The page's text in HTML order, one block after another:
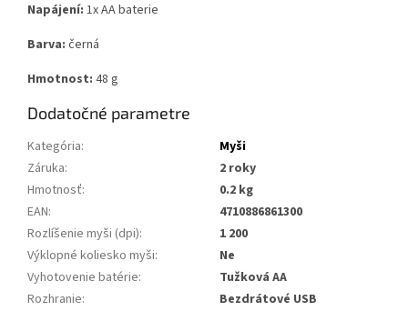
Napájení: 1x AA baterie
Barva: černá
Hmotnost: 48 g
Dodatočné parametre
Kategória:
Myši
Záruka:
2 roky
Hmotnosť:
0.2 kg
EAN:
4710886861300
Rozlíšenie myši (dpi):
1 200
Výklopné koliesko myši:
Ne
Vyhotovenie batérie:
Tužková AA
Rozhranie:
Bezdrátové USB